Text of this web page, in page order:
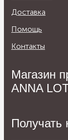
Доставка
Помощь
Контакты
Магазин
ANNA
Получать